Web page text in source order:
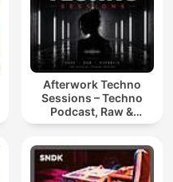
Afterwork Techno
Sessions – Techno
Podcast, Raw &
Hypnotic Techno